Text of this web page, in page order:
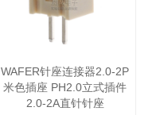
WAFER针座连接器2.0-2P
米色插座 PH2.0立式插件
2.0-2A直针针座